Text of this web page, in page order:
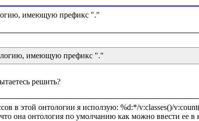
имеющую префикс "."
в этой онтологии я исползую: %d:*/v:classes()/